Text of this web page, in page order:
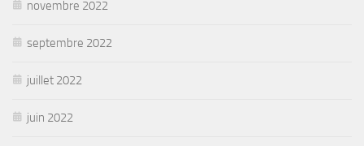
novembre 2022
septembre 2022
juillet 2022
juin 2022